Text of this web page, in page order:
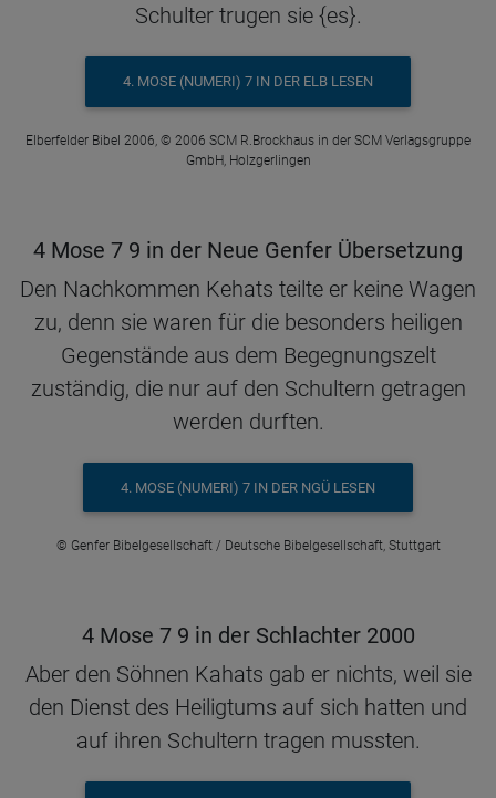
Schulter trugen sie {es}.
4. MOSE (NUMERI) 7 IN DER ELB LESEN
Elberfelder Bibel 2006, © 2006 SCM R.Brockhaus in der SCM Verlagsgruppe
GmbH, Holzgerlingen
4 Mose 7 9 in der Neue Genfer Übersetzung
Den Nachkommen Kehats teilte er keine Wagen
zu, denn sie waren für die besonders heiligen
Gegenstände aus dem Begegnungszelt
zuständig, die nur auf den Schultern getragen
werden durften.
4. MOSE (NUMERI) 7 IN DER NGÜ LESEN
© Genfer Bibelgesellschaft / Deutsche Bibelgesellschaft, Stuttgart
4 Mose 7 9 in der Schlachter 2000
Aber den Söhnen Kahats gab er nichts, weil sie
den Dienst des Heiligtums auf sich hatten und
auf ihren Schultern tragen mussten.